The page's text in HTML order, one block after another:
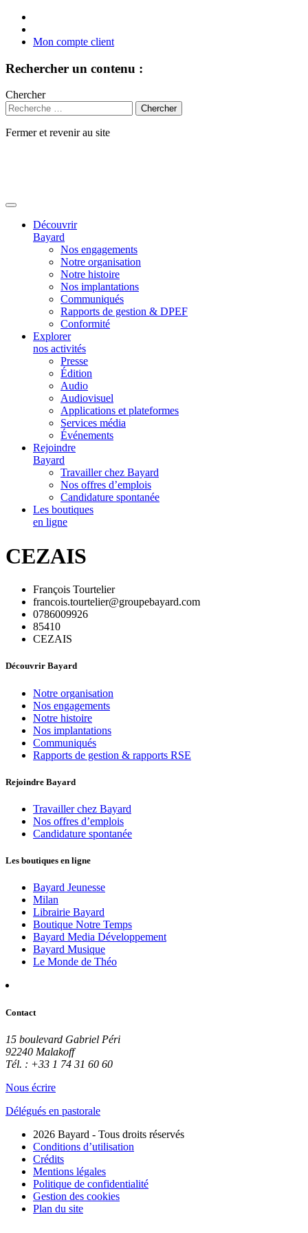
Mon compte client
Rechercher un contenu :
Chercher
Fermer et revenir au site
Découvrir
Bayard
Nos engagements
Notre organisation
Notre histoire
Nos implantations
Communiqués
Rapports de gestion & DPEF
Conformité
Explorer
nos activités
Presse
Édition
Audio
Audiovisuel
Applications et plateformes
Services média
Événements
Rejoindre
Bayard
Travailler chez Bayard
Nos offres d’emplois
Candidature spontanée
Les boutiques
en ligne
CEZAIS
François Tourtelier
francois.tourtelier@groupebayard.com
0786009926
85410
CEZAIS
Découvrir Bayard
Notre organisation
Nos engagements
Notre histoire
Nos implantations
Communiqués
Rapports de gestion & rapports RSE
Rejoindre Bayard
Travailler chez Bayard
Nos offres d’emplois
Candidature spontanée
Les boutiques en ligne
Bayard Jeunesse
Milan
Librairie Bayard
Boutique Notre Temps
Bayard Media Développement
Bayard Musique
Le Monde de Théo
Contact
15 boulevard Gabriel Péri
92240 Malakoff
Tél. : +33 1 74 31 60 60
Nous écrire
Délégués en pastorale
2026 Bayard - Tous droits réservés
Conditions d’utilisation
Crédits
Mentions légales
Politique de confidentialité
Gestion des cookies
Plan du site